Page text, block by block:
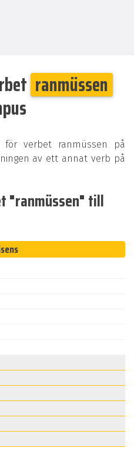
ranmüssen
för verbet ranmüssen på
av ett annat verb på
"ranmüssen" till